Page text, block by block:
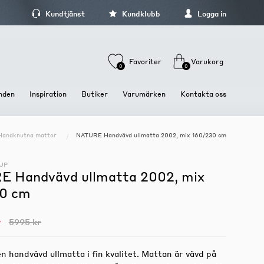
Kundtjänst Kundklubb Logga in
Favoriter
0 Varukorg
0
Stolar och Sittmöbler
Barstolar och Barpallar
Pallar och Bänkar
Förvaring och hyllor
Kläd och hallförvaring
Dukning och Servering
Glas och koppar
Tallrikar och skålar
Inspiration Butiker Varumärken Kontakta oss
mattor NATURE Handvävd ullmatta 2002, mix 160/230 cm
Handvävd ullmatta 2002, mix
cm
5995 kr
handvävd ullmatta i fin kvalitet. Mattan är vävd på